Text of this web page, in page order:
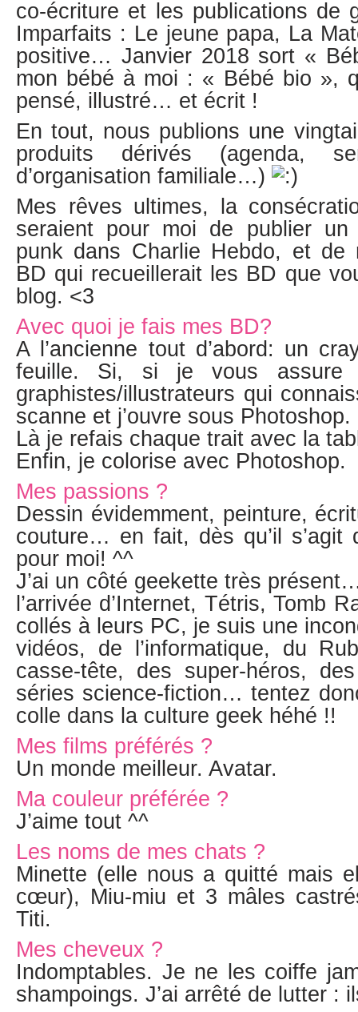
co-écriture et les publications de
Imparfaits : Le jeune papa, La
positive… Janvier 2018 sort «
mon bébé à moi : « Bébé bio »,
pensé, illustré… et écrit !
En tout, nous publions une
produits dérivés (agenda,
d’organisation familiale…)
Mes rêves ultimes, la
seraient pour moi de publier un
punk dans Charlie Hebdo, et de
BD qui recueillerait les BD que
blog. <3
Avec quoi je fais mes BD?
A l’ancienne tout d’abord: un
feuille. Si, si je vous
graphistes/illustrateurs qui
scanne et j’ouvre sous Photoshop.
Là je refais chaque trait avec la
Enfin, je colorise avec Photoshop.
Mes passions ?
Dessin évidemment, peinture,
couture… en fait, dès qu’il s’agit
pour moi! ^^
J’ai un côté geekette très
l’arrivée d’Internet, Tétris, Tomb
collés à leurs PC, je suis une
vidéos, de l’informatique, du
casse-tête, des super-héros,
séries science-fiction… tentez
colle dans la culture geek héhé !!
Mes films préférés ?
Un monde meilleur. Avatar.
Ma couleur préférée ?
J’aime tout ^^
Les noms de mes chats ?
Minette (elle nous a quitté mais
cœur), Miu-miu et 3 mâles
Titi.
Mes cheveux ?
Indomptables. Je ne les coiffe
shampoings. J’ai arrêté de lutter :